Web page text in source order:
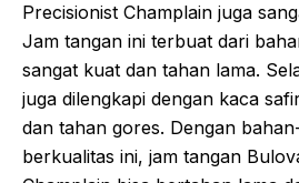
Precisionist Champlain juga
Jam tangan ini terbuat dari
sangat kuat dan tahan lama.
juga dilengkapi dengan kaca
dan tahan gores. Dengan
berkualitas ini, jam tangan